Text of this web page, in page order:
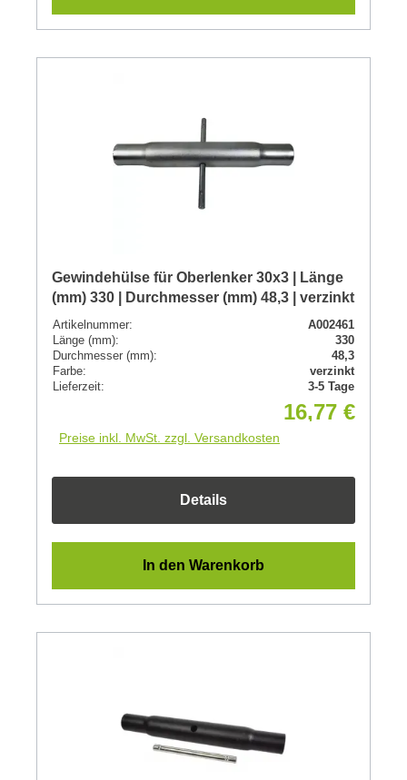
Gewindehülse für Oberlenker 30x3 | Länge
(mm) 330 | Durchmesser (mm) 48,3 | verzinkt
Artikelnummer:
A002461
Länge (mm):
330
Durchmesser (mm):
48,3
Farbe:
verzinkt
Lieferzeit:
3-5 Tage
16,77 €
Preise inkl. MwSt. zzgl. Versandkosten
Details
In den Warenkorb